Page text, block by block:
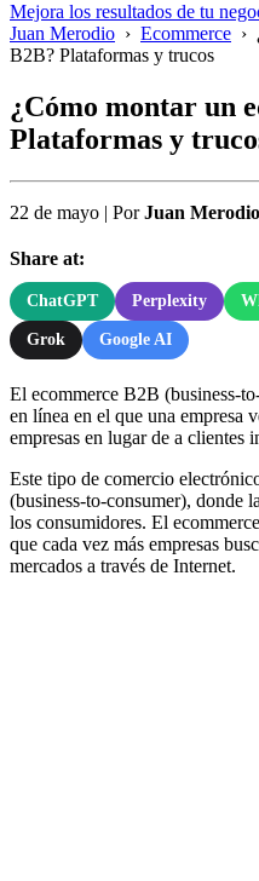
Mejora los resultados de tu
Juan Merodio › Ecommerce ›
B2B? Plataformas y trucos
¿Cómo montar un
Plataformas y
22 de mayo | PorJuan Merodio
Share at:
ChatGPT Perplexity
Grok Google AI
El ecommerce B2B (business-
en línea en el que una empresa
empresas en lugar de a clientes
Este tipo de comercio
(business-to-consumer), donde
los consumidores. El
que cada vez más empresas
mercados a través de Internet.